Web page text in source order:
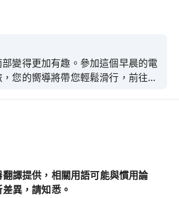
變得更加有趣。參加這個早晨的電
您的嚮導將帶您輕鬆滑行，前往最
譯提供，相關用語可能與慣用論
異，請知悉。